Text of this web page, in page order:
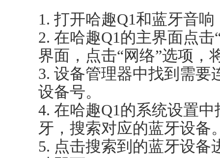
1. 打开哈趣Q1和蓝牙音
2. 在哈趣Q1的主界面点
界面，点击“网络”选项，
3. 设备管理器中找到需要
设备号。
4. 在哈趣Q1的系统设置
牙，搜索对应的蓝牙设备
5. 点击搜索到的蓝牙设备